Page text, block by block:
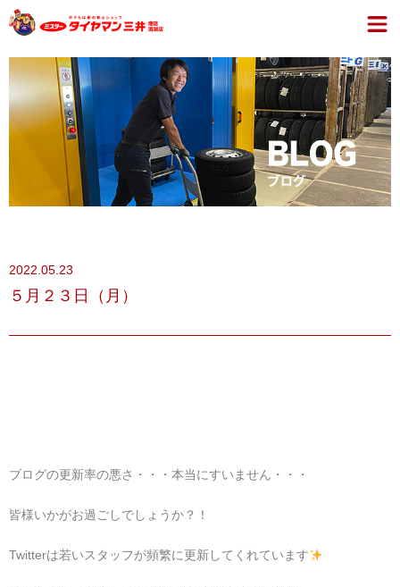
2022.05.23
５月２３日（月）
ブログの更新率の悪さ・・・本当にすいません・・・
皆様いかがお過ごしでしょうか？！
Twitterは若いスタッフが頻繁に更新してくれています